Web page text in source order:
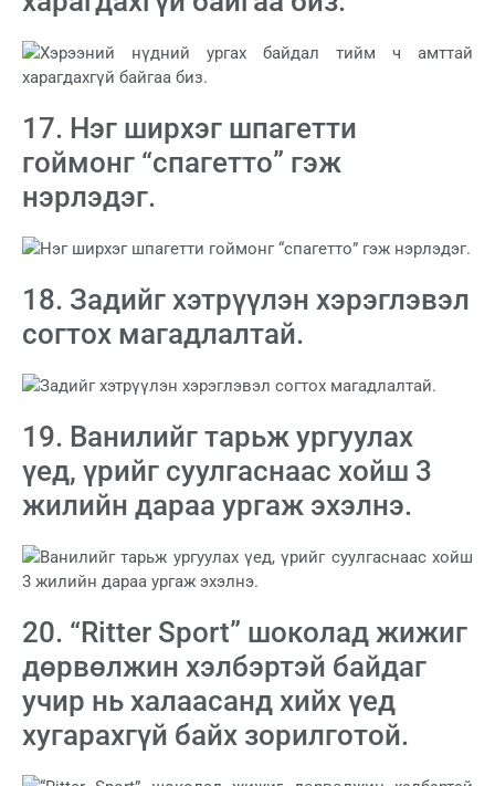
17. Нэг ширхэг шпагетти
гоймонг “спагетто” гэж
нэрлэдэг.
18. Задийг хэтрүүлэн хэрэглэвэл
согтох магадлалтай.
19. Ванилийг тарьж ургуулах
үед, үрийг суулгаснаас хойш 3
жилийн дараа ургаж эхэлнэ.
20. “Ritter Sport” шоколад жижиг
дөрвөлжин хэлбэртэй байдаг
учир нь халаасанд хийх үед
хугарахгүй байх зорилготой.